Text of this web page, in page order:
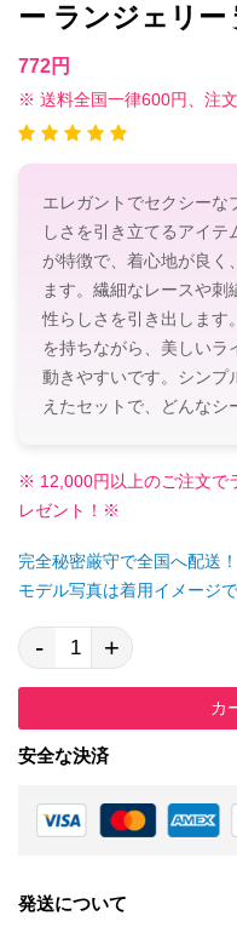
ー ランジェリー
772円
※ 送料全国一律600円、注
エレガントでセクシーな
しさを引き立てるアイ
が特徴で、着心地が良く
ます。繊細なレースや
性らしさを引き出します
を持ちながら、美しいラ
動きやすいです。シンプ
えたセットで、どんなシ
※ 12,000円以上のご注文で
レゼント！※
完全秘密厳守で全国へ配送！
モデル写真は着用イメージで
- +
カ
安全な決済
発送について